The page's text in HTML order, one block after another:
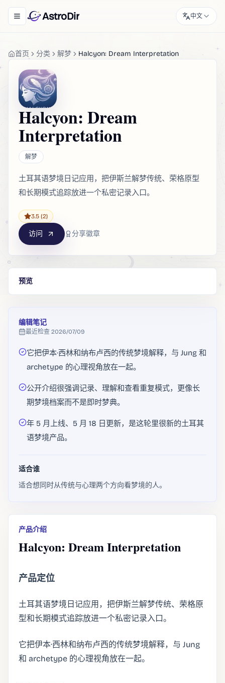
Toggle navigation menu
AstroDir 中文
首页 分类 解梦 Halcyon: Dream Interpretation
Halcyon: Dream
Interpretation
解梦
土耳其语梦境日记应用，把伊斯兰解梦传统、荣格原型
和长期模式追踪放进一个私密记录入口。
3.5 (2)
访问 分享徽章
预览
编辑笔记
最近检查 2026/07/09
它把伊本·西林和纳布卢西的传统梦境解释，与 Jung 和
archetype 的心理视角放在一起。
公开介绍很强调记录、理解和查看重复模式，更像长
期梦境档案而不是即时梦典。
年 5 月上线、5 月 18 日更新，是这轮里很新的土耳其
语梦境产品。
适合谁
适合想同时从传统与心理两个方向看梦境的人。
产品介绍
Halcyon: Dream Interpretation
产品定位
土耳其语梦境日记应用，把伊斯兰解梦传统、荣格原
型和长期模式追踪放进一个私密记录入口。
它把伊本·西林和纳布卢西的传统梦境解释，与 Jung
和 archetype 的心理视角放在一起。